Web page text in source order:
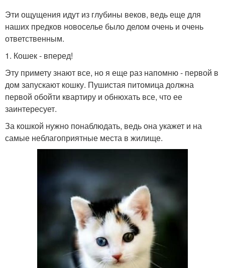
Эти ощущения идут из глубины веков, ведь еще для
наших предков новоселье было делом очень и очень
ответственным.
1. Кошек - вперед!
Эту примету знают все, но я еще раз напомню - первой в
дом запускают кошку. Пушистая питомица должна
первой обойти квартиру и обнюхать все, что ее
заинтересует.
За кошкой нужно понаблюдать, ведь она укажет и на
самые неблагоприятные места в жилище.